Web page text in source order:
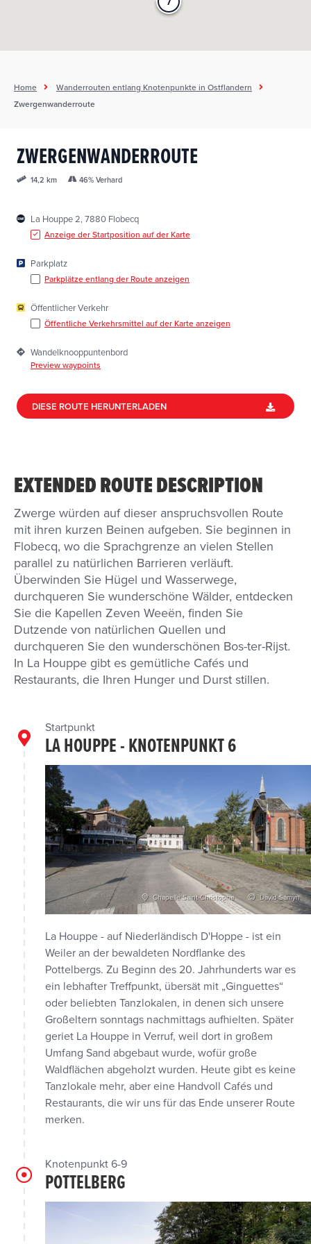
ZWERGENWANDERROUTE
14,2 km 46% Verhard
La Houppe 2, 7880 Flobecq
Anzeige der Startposition auf der Karte
Parkplatz
Parkplätze entlang der Route anzeigen
Öffentlicher Verkehr
Öffentliche Verkehrsmittel auf der Karte anzeigen
Wandelknooppuntenbord
Preview waypoints
DIESE ROUTE HERUNTERLADEN
Home
Wanderrouten entlang Knotenpunkte in Ostflandern
Zwergenwanderroute
EXTENDED ROUTE DESCRIPTION
Zwerge würden auf dieser anspruchsvollen Route
mit ihren kurzen Beinen aufgeben. Sie beginnen in
Flobecq, wo die Sprachgrenze an vielen Stellen
parallel zu natürlichen Barrieren verläuft.
Überwinden Sie Hügel und Wasserwege,
durchqueren Sie wunderschöne Wälder, entdecken
Sie die Kapellen Zeven Weeën, finden Sie
Dutzende von natürlichen Quellen und
durchqueren Sie den wunderschönen Bos-ter-Rijst.
In La Houppe gibt es gemütliche Cafés und
Restaurants, die Ihren Hunger und Durst stillen.
Startpunkt
LA HOUPPE - KNOTENPUNKT 6
Chapelle Saint-Christophe David Samyn
La Houppe - auf Niederländisch D'Hoppe - ist ein
Weiler an der bewaldeten Nordflanke des
Pottelbergs. Zu Beginn des 20. Jahrhunderts war es
ein lebhafter Treffpunkt, übersät mit „Ginguettes“
oder beliebten Tanzlokalen, in denen sich unsere
Großeltern sonntags nachmittags aufhielten. Später
geriet La Houppe in Verruf, weil dort in großem
Umfang Sand abgebaut wurde, wofür große
Waldflächen abgeholzt wurden. Heute gibt es keine
Tanzlokale mehr, aber eine Handvoll Cafés und
Restaurants, die wir uns für das Ende unserer Route
merken.
Knotenpunkt 6-9
POTTELBERG